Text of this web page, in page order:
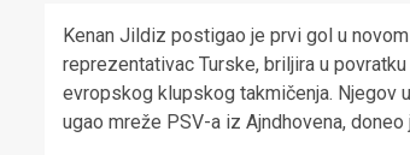
Kenan Jildiz postigao je prvi gol u
reprezentativac Turske, briljira u povratku
evropskog klupskog takmičenja. Njegov
ugao mreže PSV-a iz Ajndhovena,